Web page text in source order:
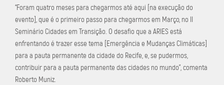
“Foram quatro meses para chegarmos até aqui [na execução do
evento], que é o primeiro passo para chegarmos em Março, no II
Seminário Cidades em Transição. O desafio que a ARIES está
enfrentando é trazer esse tema [Emergência e Mudanças Climáticas]
para a pauta permanente da cidade do Recife, e, se pudermos,
contribuir para a pauta permanente das cidades no mundo”, comenta
Roberto Muniz.